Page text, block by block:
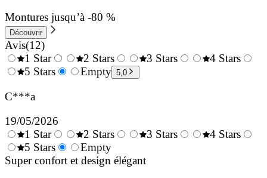
Montures jusqu’à -80 %
Découvrir
Avis(12)
0.5
1 Star
1.5
2 Stars
2.5
3 Stars
4 Stars
5 Stars Empty 5,0
C***a
19/05/2026
0.5
Stars
1 Star
1.5
Stars
2 Stars
Stars
3 Stars
4 Stars
5 Stars
Empty
Super confort et design élégant